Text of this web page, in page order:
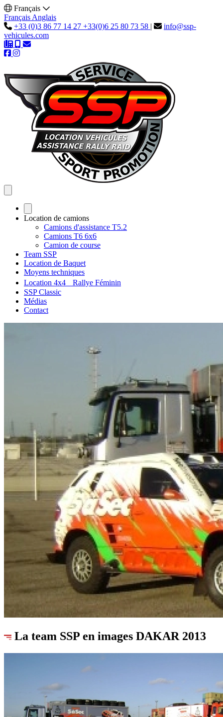
Français
Français Anglais
+33 (0)3 86 77 14 27 +33(0)6 25 80 73 58 |
info@ssp-
vehicules.com
Location de camions
Camions d'assistance T5.2
Camions T6 6x6
Camion de course
Team SSP
Location de Baquet
Moyens techniques
Location 4x4 Rallye Féminin
SSP Classic
Médias
Contact
La team SSP en images DAKAR 2013